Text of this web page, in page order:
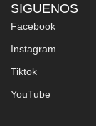
SIGUENOS
Facebook
Instagram
Tiktok
YouTube